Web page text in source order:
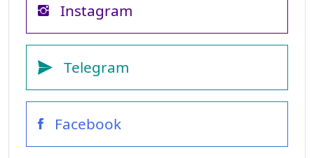
Instagram
Telegram
Facebook